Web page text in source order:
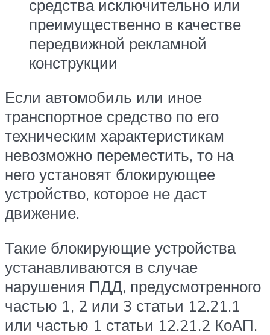
средства исключительно или
преимущественно в качестве
передвижной рекламной
конструкции
Если автомобиль или иное
транспортное средство по его
техническим характеристикам
невозможно переместить, то на
него установят блокирующее
устройство, которое не даст
движение.
Такие блокирующие устройства
устанавливаются в случае
нарушения ПДД, предусмотренного
частью 1, 2 или 3 статьи 12.21.1
или частью 1 статьи 12.21.2 КоАП.